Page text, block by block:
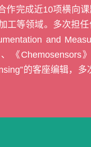
作完成近10项横向
工等领域。多次担
and
《Chemosensors
”的客座编辑，